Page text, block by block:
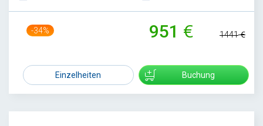
-34% 951 1441
Einzelheiten Buchung